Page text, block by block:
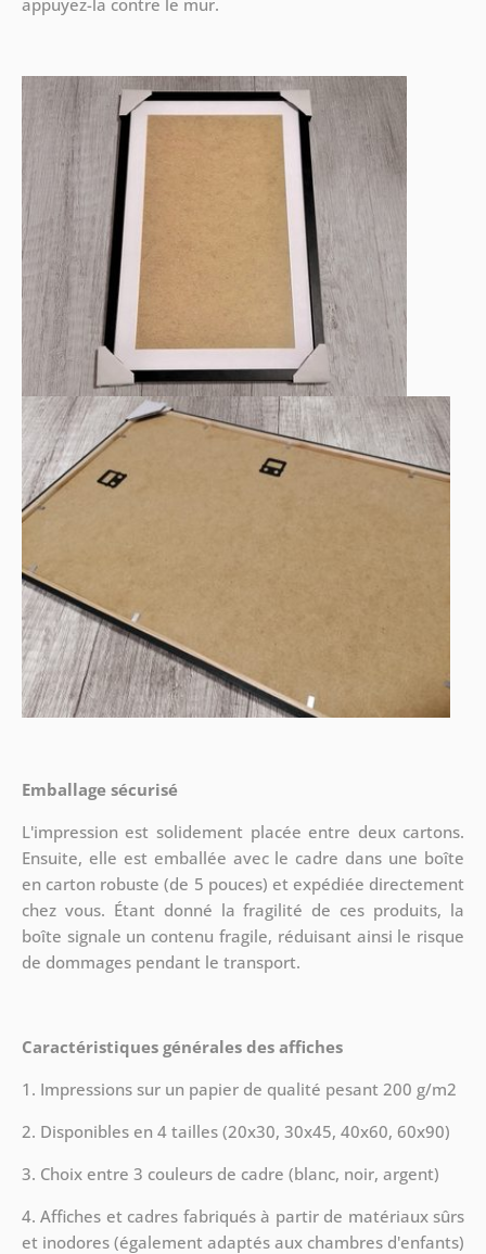
appuyez-la contre le mur.
Emballage sécurisé
L'impression est solidement placée entre deux cartons.
Ensuite, elle est emballée avec le cadre dans une boîte
en carton robuste (de 5 pouces) et expédiée directement
chez vous. Étant donné la fragilité de ces produits, la
boîte signale un contenu fragile, réduisant ainsi le risque
de dommages pendant le transport.
Caractéristiques générales des affiches
1. Impressions sur un papier de qualité pesant 200 g/m2
2. Disponibles en 4 tailles (20x30, 30x45, 40x60, 60x90)
3. Choix entre 3 couleurs de cadre (blanc, noir, argent)
4. Affiches et cadres fabriqués à partir de matériaux sûrs
et inodores (également adaptés aux chambres d'enfants)